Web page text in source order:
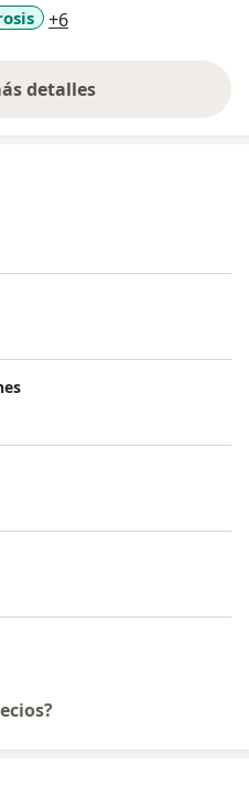
+6
detalles
sobre la experiencia